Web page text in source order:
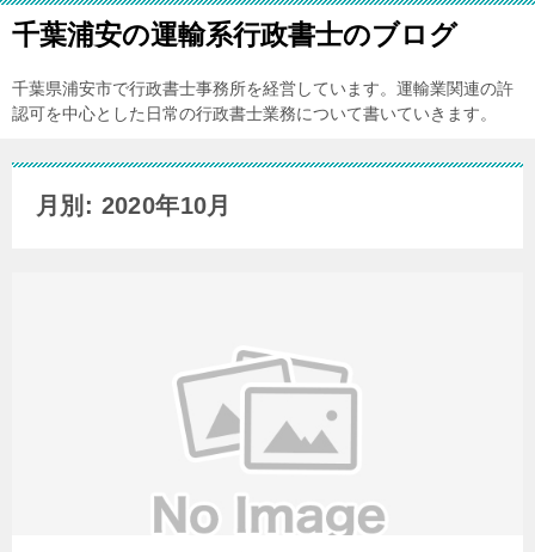
千葉浦安の運輸系行政書士のブログ
千葉県浦安市で行政書士事務所を経営しています。運輸業関連の許
認可を中心とした日常の行政書士業務について書いていきます。
月別: 2020年10月